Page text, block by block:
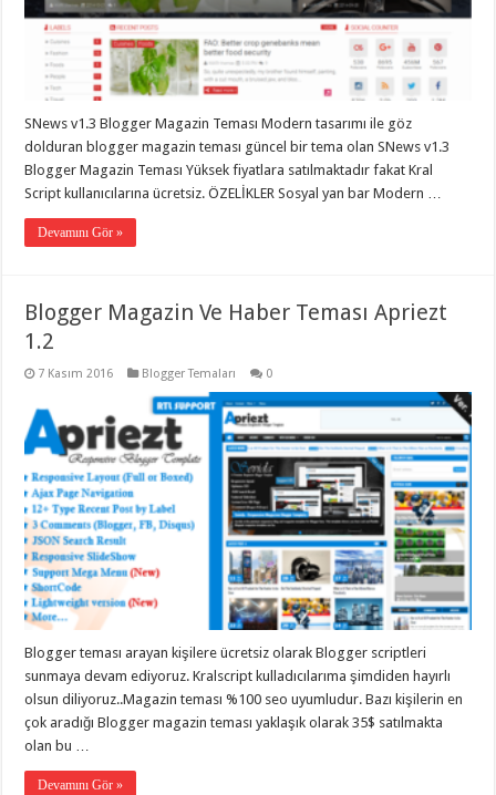
SNews v1.3 Blogger Magazin Teması Modern tasarımı ile göz
dolduran blogger magazin teması güncel bir tema olan SNews v1.3
Blogger Magazin Teması Yüksek fiyatlara satılmaktadır fakat Kral
Script kullanıcılarına ücretsiz. ÖZELİKLER Sosyal yan bar Modern …
Devamını Gör »
Blogger Magazin Ve Haber Teması Apriezt
1.2
7 Kasım 2016 Blogger Temaları 0
Blogger teması arayan kişilere ücretsiz olarak Blogger scriptleri
sunmaya devam ediyoruz. Kralscript kulladıcılarıma şimdiden hayırlı
olsun diliyoruz..Magazin teması %100 seo uyumludur. Bazı kişilerin en
çok aradığı Blogger magazin teması yaklaşık olarak 35$ satılmakta
olan bu …
Devamını Gör »